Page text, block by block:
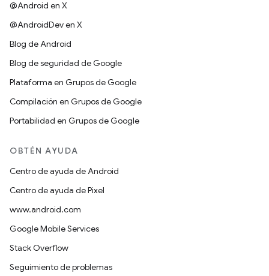
@Android en X
@AndroidDev en X
Blog de Android
Blog de seguridad de Google
Plataforma en Grupos de Google
Compilación en Grupos de Google
Portabilidad en Grupos de Google
OBTÉN AYUDA
Centro de ayuda de Android
Centro de ayuda de Pixel
www.android.com
Google Mobile Services
Stack Overflow
Seguimiento de problemas